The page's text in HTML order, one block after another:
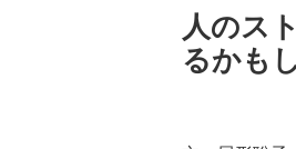
人のス
るかも